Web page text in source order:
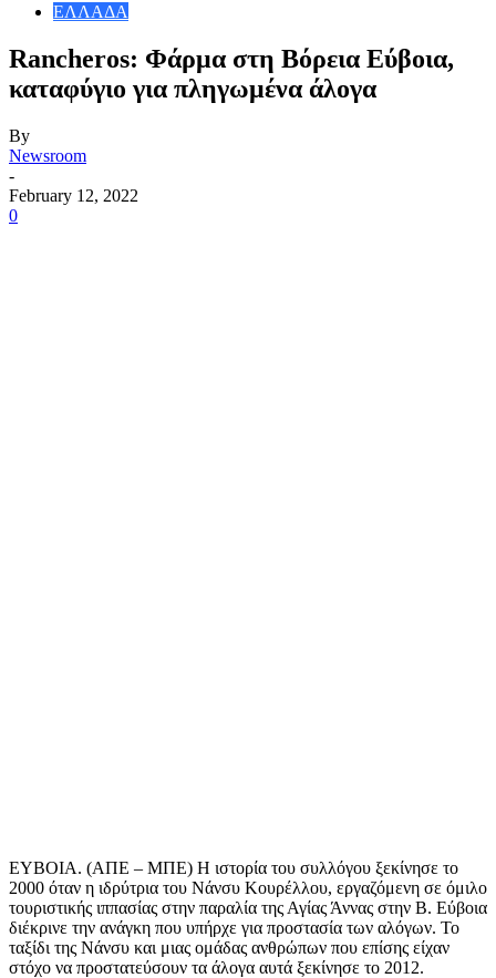
ΕΛΛΑΔΑ
Rancheros: Φάρμα στη Βόρεια Εύβοια,
καταφύγιο για πληγωμένα άλογα
By
Newsroom
-
February 12, 2022
0
ΕΥΒΟΙΑ. (ΑΠΕ – ΜΠΕ) Η ιστορία του συλλόγου ξεκίνησε το
2000 όταν η ιδρύτρια του Νάνσυ Κουρέλλου, εργαζόμενη σε όμιλο
τουριστικής ιππασίας στην παραλία της Αγίας Άννας στην Β. Εύβοια
διέκρινε την ανάγκη που υπήρχε για προστασία των αλόγων. Το
ταξίδι της Νάνσυ και μιας ομάδας ανθρώπων που επίσης είχαν
στόχο να προστατεύσουν τα άλογα αυτά ξεκίνησε το 2012.